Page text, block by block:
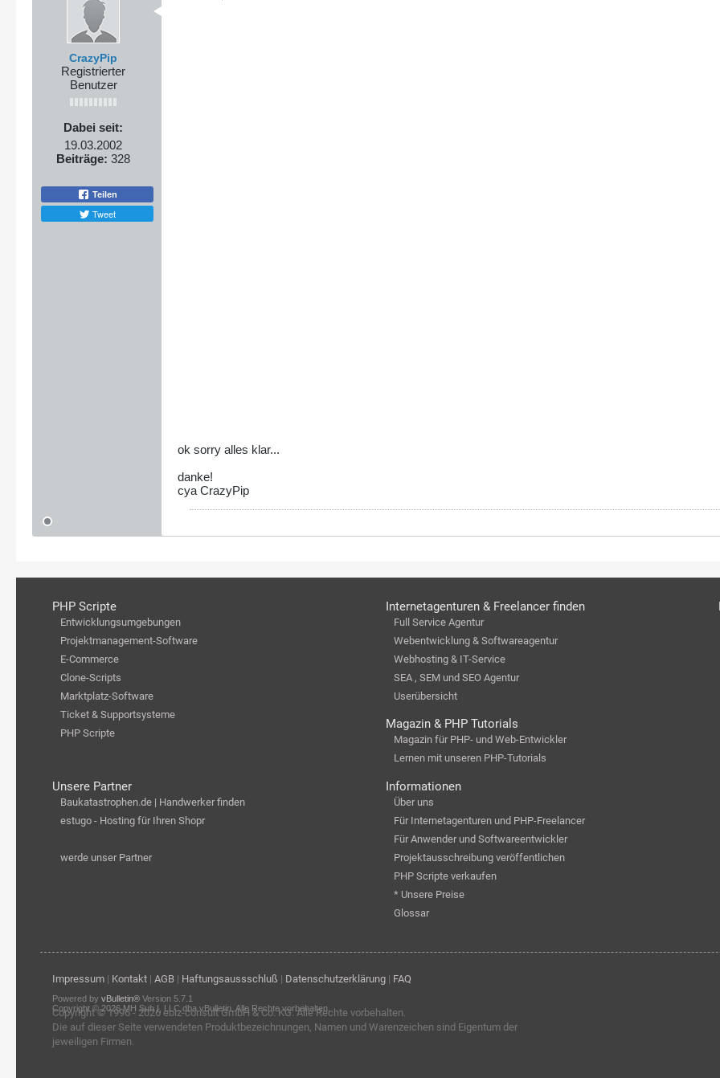
CrazyPip
Registrierter
Benutzer
Dabei seit:
19.03.2002
Beiträge: 328
Teilen
Tweet
ok sorry alles klar...
danke!
cya CrazyPip
PHP Scripte
Entwicklungsumgebungen
Projektmanagement-Software
E-Commerce
Clone-Scripts
Marktplatz-Software
Ticket & Supportsysteme
PHP Scripte
Internetagenturen & Freelancer finden
Full Service Agentur
Webentwicklung & Softwareagentur
Webhosting & IT-Service
SEA , SEM und SEO Agentur
Userübersicht
Magazin & PHP Tutorials
Magazin für PHP- und Web-Entwickler
Lernen mit unseren PHP-Tutorials
Unsere Partner
Baukatastrophen.de | Handwerker finden
estugo - Hosting für Ihren Shopr
werde unser Partner
Informationen
Über uns
Für Internetagenturen und PHP-Freelancer
Für Anwender und Softwareentwickler
Projektausschreibung veröffentlichen
PHP Scripte verkaufen
* Unsere Preise
Glossar
Impressum| Kontakt| AGB| Haftungsaussschluß | Datenschutzerklärung| FAQ
Copyright © 1996 - 2026 ebiz-consult GmbH & Co. KG. Alle Rechte vorbehalten.
Die auf dieser Seite verwendeten Produktbezeichnungen, Namen und Warenzeichen sind Eigentum der
jeweiligen Firmen.
Powered by vBulletin®Version 5.7.1
Copyright © 2026 MH Sub I, LLC dba vBulletin. Alle Rechte vorbehalten.